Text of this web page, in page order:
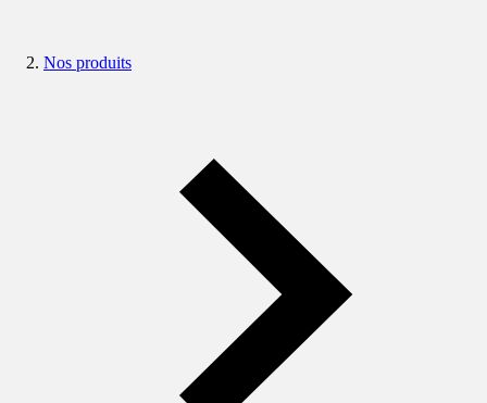
Nos produits